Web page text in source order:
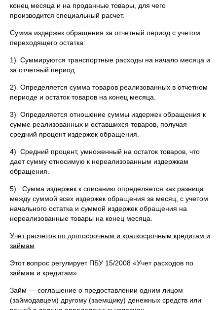
конец месяца и на проданные товары, для чего
производится специальный расчет.
Сумма издержек обращения за отчетный период с учетом
переходящего остатка:
1) Суммируются транспортные расходы на начало месяца и
за отчетный период.
2) Определяется сумма товаров реализованных в отчетном
периоде и остаток товаров на конец месяца.
3) Определяется отношение суммы издержек обращения к
сумме реализованных и оставшихся товаров, получая
средний процент издержек обращения.
4) Средний процент, умноженный на остаток товаров, что
дает сумму относимую к нереализованным издержкам
обращения.
5) Сумма издержек к списанию определяется как разница
между суммой всех издержек обращения за месяц, с учетом
начального остатка и суммой издержек обращения на
нереализованные товары на конец месяца.
Учет расчетов по долгосрочным и краткосрочным кредитам и
займам
Этот вопрос регулирует ПБУ 15/2008 «Учет расходов по
займам и кредитам».
Займ — соглашение о предоставлении одним лицом
(займодавцем) другому (заемщику) денежных средств или